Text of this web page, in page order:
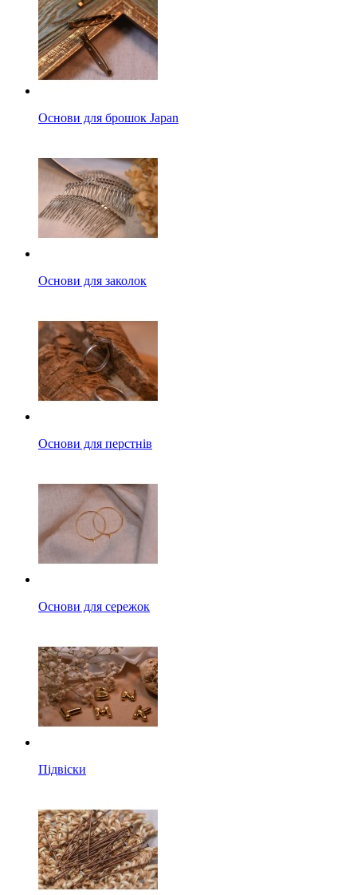
Основи для брошок Japan
Основи для заколок
Основи для перстнів
Основи для сережок
Підвіски